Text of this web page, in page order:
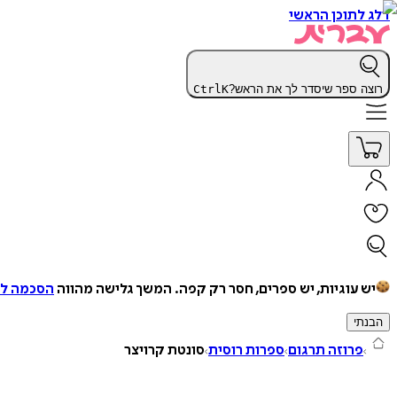
דלג לתוכן הראשי
רוצה ספר שיסדר לך את הראש? CtrlK
יש עוגיות, יש ספרים, חסר רק קפה. המשך גלישה מהווה הסכמה
הבנתי
פרוזה תרגום ספרות רוסית סונטת קרויצר